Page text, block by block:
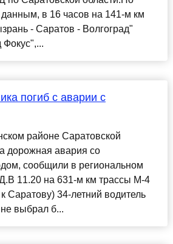
в 16 часов на 141-м км
- Саратов - Волгоград"
Фокус",...
погиб с аварии с
районе Саратовской
дорожная авария со
сообщили в региональном
11.20 на 631-м км трассы М-4
Саратову) 34-летний водитель
выбрал б...